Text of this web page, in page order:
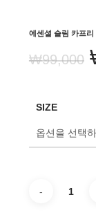
에센셜 슬림 카프
₩99,000
SIZE